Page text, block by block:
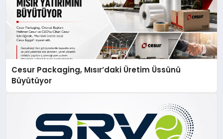
Cesur Packaging, Mısır’daki Üretim Üssünü
Büyütüyor